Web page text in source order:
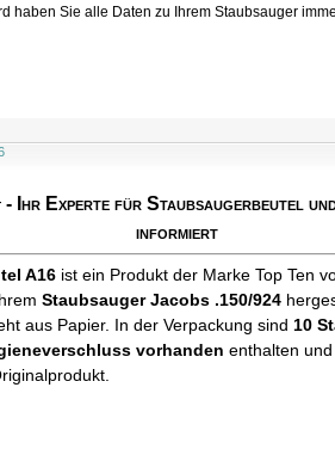
haben Sie alle Daten zu Ihrem Staubsauger
- Ihr Experte für Staubsaugerbeutel
informiert
A16 ist ein Produkt der Marke Top Ten
Staubsauger Jacobs .150/924
aus Papier. In der Verpackung sind 10
vorhanden enthalten